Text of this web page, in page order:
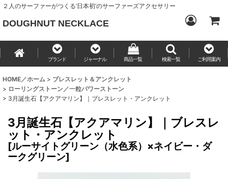
２人のサーファーがつくる‘日本初’のサーファーズアクセサリー
DOUGHNUT NECKLACE
ブランド ジャーナル 商品一覧 検索一覧 ご利用案内
HOME／ホーム > ブレスレット＆アンクレット
> ローリングストーン／一粒パワーストーン
> 3月誕生石【アクアマリン】｜ブレスレット・アンクレット
3月誕生石【アクアマリン】｜ブレスレ
ット・アンクレット
[ルーサイトグリーン（水色系）×ネイビー・ダ
ークグリーン]